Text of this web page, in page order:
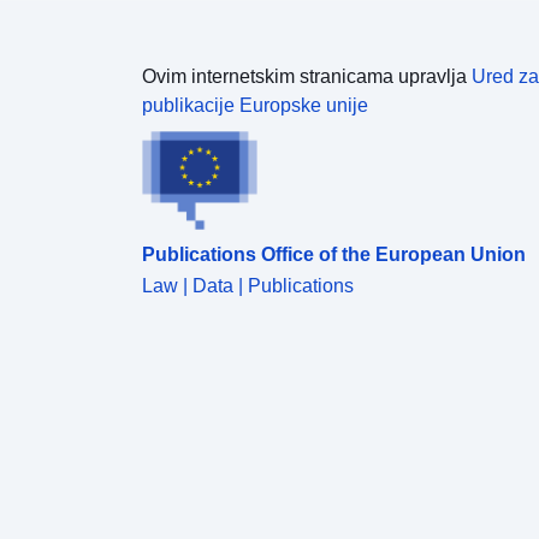
Ovim internetskim stranicama upravlja Ured za
publikacije Europske unije
Publications Office of the European Union
Law | Data | Publications